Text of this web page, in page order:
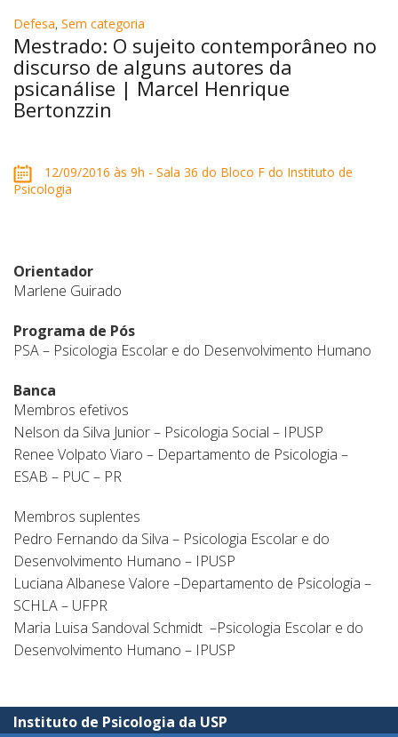
Defesa, Sem categoria
Mestrado: O sujeito contemporâneo no
discurso de alguns autores da
psicanálise | Marcel Henrique
Bertonzzin
12/09/2016 às 9h - Sala 36 do Bloco F do Instituto de
Psicologia
Orientador
Marlene Guirado
Programa de Pós
PSA – Psicologia Escolar e do Desenvolvimento Humano
Banca
Membros efetivos
Nelson da Silva Junior – Psicologia Social – IPUSP
Renee Volpato Viaro – Departamento de Psicologia –
ESAB – PUC – PR
Membros suplentes
Pedro Fernando da Silva – Psicologia Escolar e do
Desenvolvimento Humano – IPUSP
Luciana Albanese Valore –Departamento de Psicologia –
SCHLA – UFPR
Maria Luisa Sandoval Schmidt –Psicologia Escolar e do
Desenvolvimento Humano – IPUSP
Instituto de Psicologia da USP